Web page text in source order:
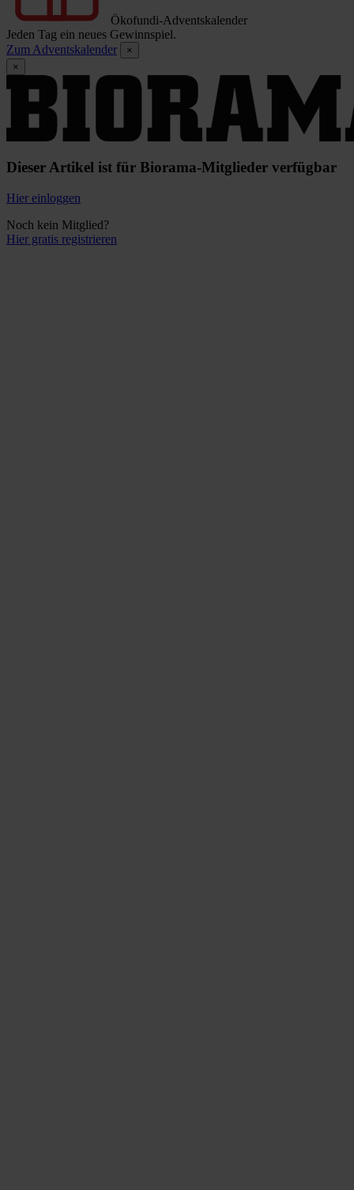
Ökofundi-Adventskalender
Jeden Tag ein neues Gewinnspiel.
Zum Adventskalender
×
×
Dieser Artikel ist für Biorama-Mitglieder verfügbar
Hier einloggen
Noch kein Mitglied?
Hier gratis registrieren